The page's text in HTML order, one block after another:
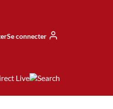
Se connecter